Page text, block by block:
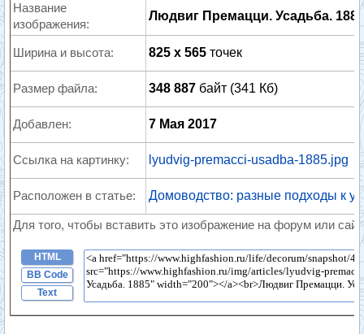
Название
изображения:
Людвиг Премацци. Усадьба. 1885
Ширина и высота: 825 x 565 точек
Размер файла: 348 887 байт (341 Кб)
Добавлен: 7 Мая 2017
Ссылка на картинку: lyudvig-premacci-usadba-1885.jpg
Расположен в статье: Домоводство: разные подходы к
Для того, чтобы вставить это изображение на форум или
HTML
BB Code
Text